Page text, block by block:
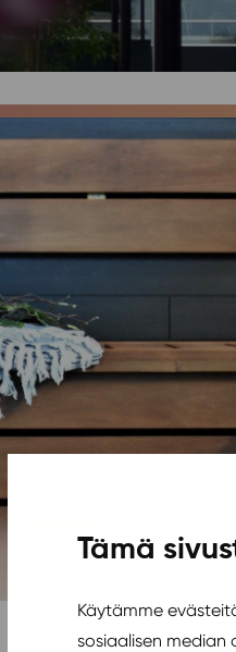
Tämä
Käytämme
sosiaalisen median